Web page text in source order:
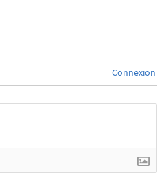
Connexion